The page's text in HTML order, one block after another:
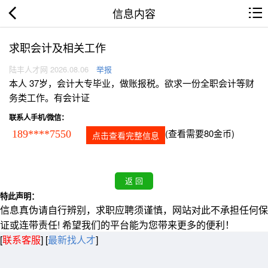
信息内容
求职会计及相关工作
陆丰人才网 2026.08.06 举报
本人 37岁，会计大专毕业，做账报税。欲求一份全职会计等财
务类工作。有会计证
联系人手机/微信：
189****7550 点击查看完整信息 (查看需要80金币)
特此声明：
信息真伪请自行辨别，求职应聘须谨慎，网站对此不承担任何保
证或连带责任! 希望我们的平台能为您带来更多的便利！
[联系客服] [最新找人才]